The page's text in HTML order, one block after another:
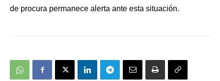
de procura permanece alerta ante esta situación.